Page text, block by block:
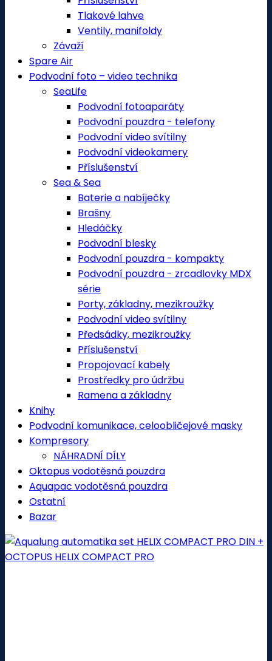
Tlakové lahve
Ventily, manifoldy
Závaží
Spare Air
Podvodní foto – video technika
SeaLife
Podvodní fotoaparáty
Podvodní pouzdra - telefony
Podvodní video svítilny
Podvodní videokamery
Příslušenství
Sea & Sea
Baterie a nabíječky
Brašny
Hledáčky
Podvodní blesky
Podvodní pouzdra - kompakty
Podvodní pouzdra - zrcadlovky MDX
série
Porty, základny, mezikroužky
Podvodní video svítilny
Předsádky, mezikroužky
Příslušenství
Propojovací kabely
Prostředky pro údržbu
Ramena a základny
Knihy
Podvodní komunikace, celoobličejové masky
Kompresory
NÁHRADNÍ DÍLY
Oktopus vodotěsná pouzdra
Aquapac vodotěsná pouzdra
Ostatní
Bazar